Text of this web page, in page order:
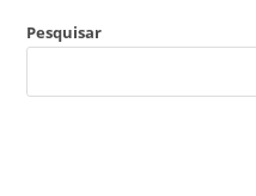
Pesquisar